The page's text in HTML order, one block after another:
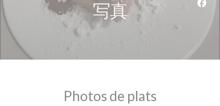
写真
Photos de plats